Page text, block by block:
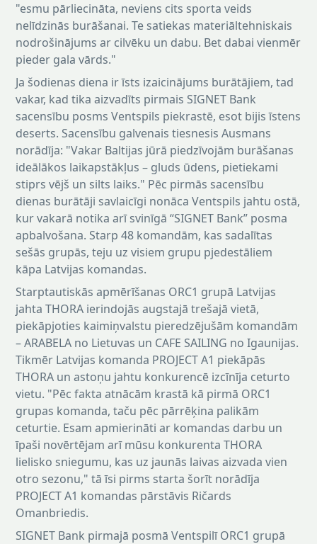
"esmu pārliecināta, neviens cits sporta veids
nelīdzinās burāšanai. Te satiekas materiāltehniskais
nodrošinājums ar cilvēku un dabu. Bet dabai vienmēr
pieder gala vārds."
Ja šodienas diena ir īsts izaicinājums burātājiem, tad
vakar, kad tika aizvadīts pirmais SIGNET Bank
sacensību posms Ventspils piekrastē, esot bijis īstens
deserts. Sacensību galvenais tiesnesis Ausmans
norādīja: "Vakar Baltijas jūrā piedzīvojām burāšanas
ideālākos laikapstākļus – gluds ūdens, pietiekami
stiprs vējš un silts laiks." Pēc pirmās sacensību
dienas burātāji savlaicīgi nonāca Ventspils jahtu ostā,
kur vakarā notika arī svinīgā “SIGNET Bank” posma
apbalvošana. Starp 48 komandām, kas sadalītas
sešās grupās, teju uz visiem grupu pjedestāliem
kāpa Latvijas komandas.
Starptautiskās apmērīšanas ORC1 grupā Latvijas
jahta THORA ierindojās augstajā trešajā vietā,
piekāpjoties kaimiņvalstu pieredzējušām komandām
– ARABELA no Lietuvas un CAFE SAILING no Igaunijas.
Tikmēr Latvijas komanda PROJECT A1 piekāpās
THORA un astoņu jahtu konkurencē izcīnīja ceturto
vietu. "Pēc fakta atnācām krastā kā pirmā ORC1
grupas komanda, taču pēc pārrēķina palikām
ceturtie. Esam apmierināti ar komandas darbu un
īpaši novērtējam arī mūsu konkurenta THORA
lielisko sniegumu, kas uz jaunās laivas aizvada vien
otro sezonu," tā īsi pirms starta šorīt norādīja
PROJECT A1 komandas pārstāvis Ričards
Omanbriedis.
SIGNET Bank pirmajā posmā Ventspilī ORC1 grupā